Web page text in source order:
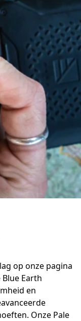
op onze pagina
Earth
en
Onze Pale